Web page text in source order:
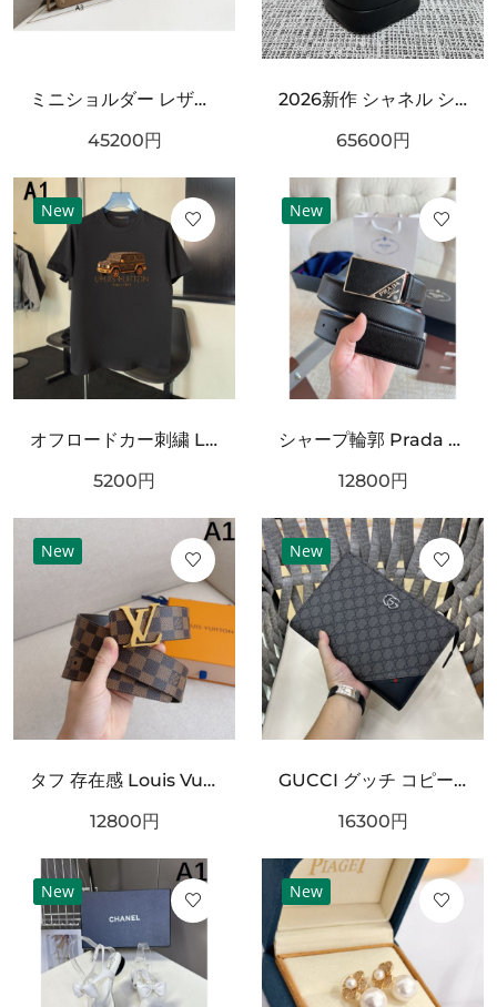
ミニショルダー レザー調 ワンハンドルデザイン PRADA プラダ コピー バッグ ゴールドロゴ カラーバリエーション豊富 2WAY通勤スタイル
45200円
2026新作 シャネル ショルダーバッグクロスボディバッグ 最新商品即完売必至｜CHANEL人気作
65600円
New
オフロードカー刺繍 LOUIS VUITTON ルイヴィトン コピー Tシャツ ブラックカラー フロントグラフィック 半袖デザイン ストリート感ある仕上がり
5200円
New
シャープ輪郭 Prada プラダ コピー ベルト ブラックレザー 細かなエンボス加工 サークルメタルバックル ロゴ刻印 都会的スタイル
12800円
New
タフ 存在感 Louis Vuitton ルイヴィトン コピー ベルト ブラックチェック型押しレザー シルバーバックル 厚みある仕様 ストリート映えデザイン
12800円
New
GUCCI グッチ コピー クラッチバッグ GGスプリームキャンバス スリムフォルム フラップデザイン リストストラップ付き 軽量設計
16300円
New New